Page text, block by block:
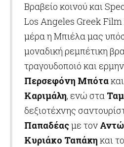
Βραβείο κοινού και
Los Angeles Greek Film
μέρα η Μπιέλα μας
μοναδική ρεμπέτικη
τραγουδοποιό και
Περσεφόνη Μπότα
Καριμάλη, ενώ στα
δεξιοτέχνης
Παπαδέαςμε τον
Κυριάκο Ταπάκη και